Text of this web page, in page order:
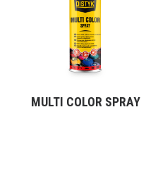
VYBRAT VARIANTU
MULTI COLOR SPRAY